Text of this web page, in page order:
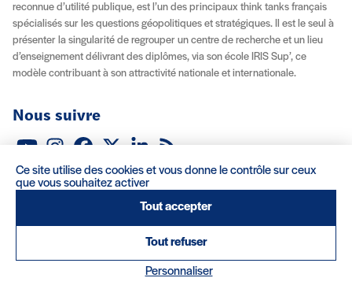
reconnue d’utilité publique, est l’un des principaux think tanks français
spécialisés sur les questions géopolitiques et stratégiques. Il est le seul à
présenter la singularité de regrouper un centre de recherche et un lieu
d’enseignement délivrant des diplômes, via son école IRIS Sup’, ce
modèle contribuant à son attractivité nationale et internationale.
Nous suivre
À propos
Recrutement Locations Contact
Conditions d’utilisation
Ce site utilise des cookies et vous donne le contrôle sur ceux
que vous souhaitez activer
Tout accepter
Tout refuser
Personnaliser